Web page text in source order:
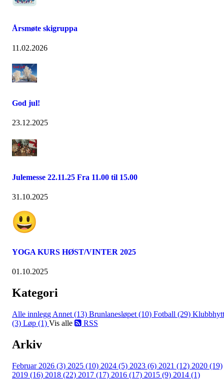
Årsmøte skigruppa
11.02.2026
God jul!
23.12.2025
Julemesse 22.11.25 Fra 11.00 til 15.00
31.10.2025
YOGA KURS HØST/VINTER 2025
01.10.2025
Kategori
Alle innlegg Annet (13) Brunlanesløpet (10) Fotball (29)
(3) Løp (1) Vis alle RSS
Arkiv
Februar 2026 (3) 2025 (10) 2024 (5) 2023 (6) 2021 (12) 2020 (19)
2019 (16) 2018 (22) 2017 (17) 2016 (17) 2015 (9) 2014 (1)